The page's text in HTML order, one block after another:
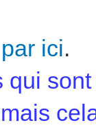
par ici.
qui